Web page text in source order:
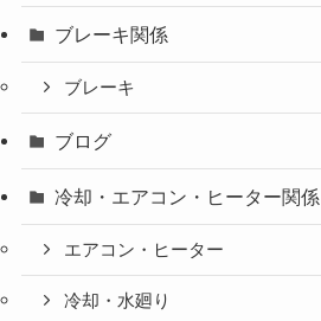
ブレーキ関係
ブレーキ
ブログ
冷却・エアコン・ヒーター関係
エアコン・ヒーター
冷却・水廻り